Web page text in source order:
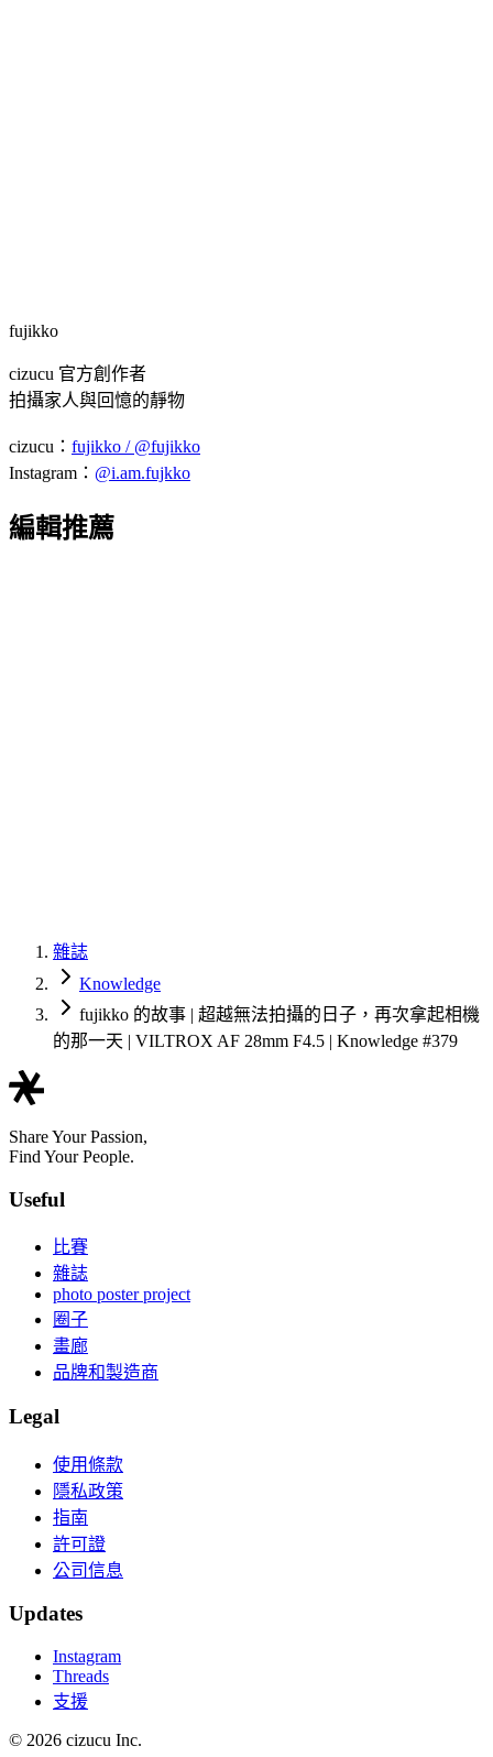
fujikko
cizucu 官方創作者
拍攝家人與回憶的靜物
cizucu： fujikko / @fujikko
Instagram： @i.am.fujkko
編輯推薦
雜誌
Knowledge
fujikko 的故事 | 超越無法拍攝的日子，再次拿起相機
的那一天 | VILTROX AF 28mm F4.5 | Knowledge #379
Share Your Passion,
Find Your People.
Useful
比賽
雜誌
photo poster project
圈子
畫廊
品牌和製造商
Legal
使用條款
隱私政策
指南
許可證
公司信息
Updates
Instagram
Threads
支援
© 2026 cizucu Inc.